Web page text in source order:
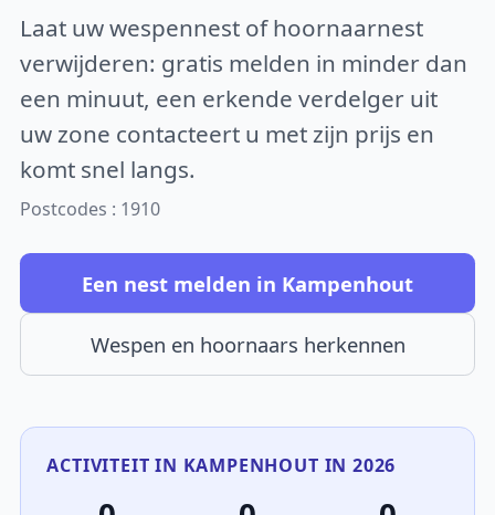
Laat uw wespennest of hoornaarnest
verwijderen: gratis melden in minder dan
een minuut, een erkende verdelger uit
uw zone contacteert u met zijn prijs en
komt snel langs.
Postcodes : 1910
Een nest melden in Kampenhout
Wespen en hoornaars herkennen
ACTIVITEIT IN KAMPENHOUT IN 2026